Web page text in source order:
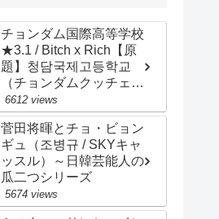
チョンダム国際高等学校
★3.1 / Bitch x Rich【原
題】청담국제고등학교
（チョンダムクッチェ
コドゥンハッキョ）/
Cheongdam
International High
School / 主演：イ・ウン
セム、イェリ
6612 views
菅田将暉とチョ・ビョン
ギュ（조병규 / SKYキャ
ッスル）～日韓芸能人の
瓜二つシリーズ
5674 views